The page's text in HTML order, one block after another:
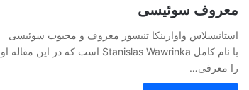
معروف سوئیسی
استانیسلاس واوارینکا تنیسور معروف و محبوب سوئیسی
با نام کامل Stanislas Wawrinka است که در این مقاله او
را معرفی…